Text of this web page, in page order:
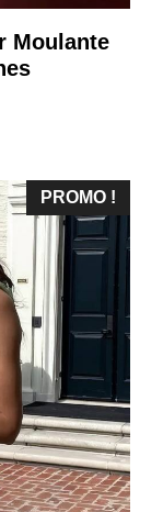
Moulante
PROMO !